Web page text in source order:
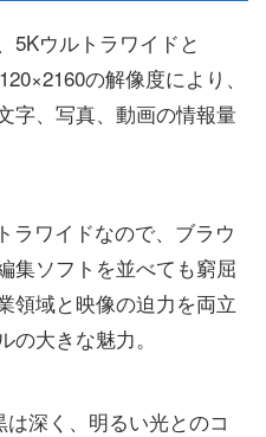
5Kウルトラワイドと
の解像度により、
字、写真、動画の情報量
ラワイドなので、ブラウ
集ソフトを並べても窮屈
領域と映像の迫力を両立
大きな魅力。
深く、明るい光とのコ